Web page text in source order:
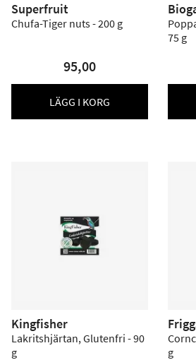
Superfruit
Chufa-Tiger nuts - 200 g
95,00
LÄGG I KORG
75 g
Kingfisher
Lakritshjärtan, Glutenfri - 90
g
g